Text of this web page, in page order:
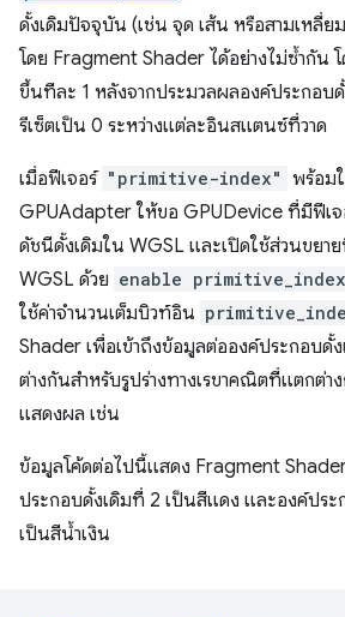
ดั้งเดิมปัจจุบัน (เช่น จุด เส้น หรือสามเหลี่ย
โดย Fragment Shader ได้อย่างไม่ซ้ำกัน
ขึ้นทีละ 1 หลังจากประมวลผลองค์ประกอบดั้
รีเซ็ตเป็น 0 ระหว่างแต่ละอินสแตนซ์ที่วาด
เมื่อฟีเจอร์ "primitive-index" พร้อม
GPUAdapter ให้ขอ GPUDevice ที่มีฟีเจ
ดัชนีดั้งเดิมใน WGSL และเปิดใช้ส่วนขยา
WGSL ด้วย enable
ใช้ค่าจำนวนเต็มบิวท์อิน
Shader เพื่อเข้าถึงข้อมูลต่อองค์ประกอบดั้
ต่างกันสำหรับรูปร่างทางเรขาคณิตที่แตกต่า
แสดงผล เช่น
ข้อมูลโค้ดต่อไปนี้แสดง Fragment
ประกอบดั้งเดิมที่ 2 เป็นสีแดง และองค์ปร
เป็นสีน้ำเงิน